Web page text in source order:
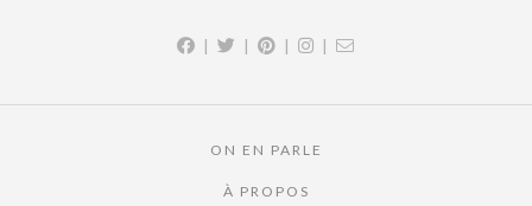
| | | |
ON EN PARLE
À PROPOS